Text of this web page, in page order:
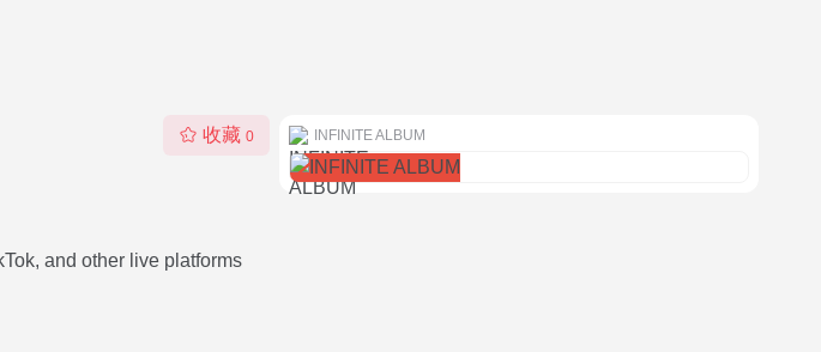
收藏 0
and other live platforms
INFINITE ALBUM